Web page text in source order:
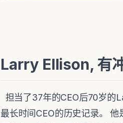
Larry Ellison, 有
担当了37年的CEO后70岁的
最长时间CEO的历史记录。